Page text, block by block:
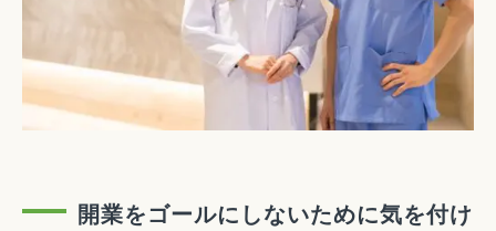
開業をゴールにしないために気を付け